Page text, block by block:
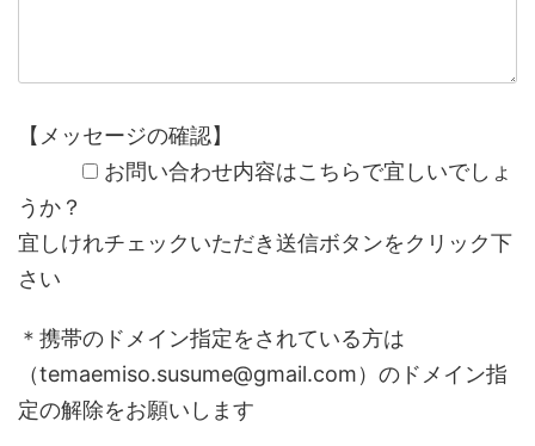
【メッセージの確認】
お問い合わせ内容はこちらで宜しいでしょ
うか？
宜しけれチェックいただき送信ボタンをクリック下
さい
＊携帯のドメイン指定をされている方は
（temaemiso.susume@gmail.com）のドメイン指
定の解除をお願いします